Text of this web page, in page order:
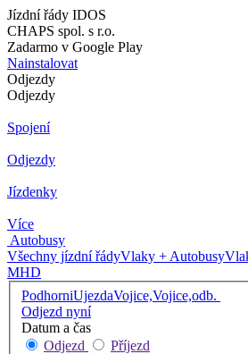
Jízdní řády IDOS
CHAPS spol. s r.o.
Zadarmo v Google Play
Nainstalovat
Odjezdy
Odjezdy
Spojení
Odjezdy
Jízdenky
Více
Autobusy
Všechny jízdní řádyVlaky + Autobusy
MHD
PodhorniUjezdaVojice,Vojice,odb.
Odjezd nyní
Datum a čas
Odjezd
Příjezd